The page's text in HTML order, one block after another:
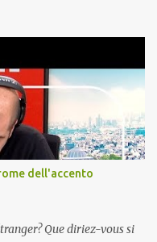
gocce soltanto. È una
ottenuto con le macchine
solito Caffè macchiato si
(ovvero una piccola
tipo di caffè macchiato in
dell'accento
Que diriez-vous si